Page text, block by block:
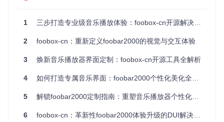
表区、专辑封面区和歌词显示区四大模块，各区域比例可通过
核心功能的便捷访问，将美学设计与实用功能完美融合。
二、技术解析：从代码架构到交互逻辑的深度优
化
1 三步打造专业级音乐播放体验：foobox-cn开源解决方案全攻略
2 foobox-cn：重新定义foobar2000的视觉与交互体验
3 焕新音乐播放器界面定制：foobox-cn开源工具全解析
4 如何打造专属音乐界面：foobar2000个性化美化全攻略
5 解锁foobar2000定制指南：重塑音乐播放器个性化体验
6 foobox-cn：革新性foobar2000体验升级的DUI解决方案